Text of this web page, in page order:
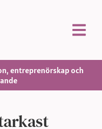
entreprenörskap och